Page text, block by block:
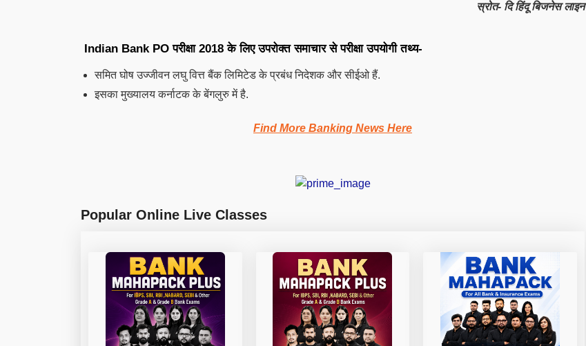
स्रोत- दि हिंदू बिजनेस लाइन
Indian Bank PO परीक्षा 2018 के लिए उपरोक्त समाचार से परीक्षा उपयोगी तथ्य-
समित घोषउज्जीवनलघु वित्त बैंक लिमिटेड के प्रबंध निदेशक और सीईओ हैं.
इसका मुख्यालय कर्नाटक के बेंगलुरु में है.
Find More Banking News Here
Popular Online Live Classes